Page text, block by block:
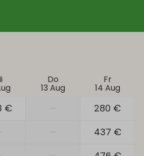
Do
13 Aug
Fr
14 Aug
€ 280 €
437 €